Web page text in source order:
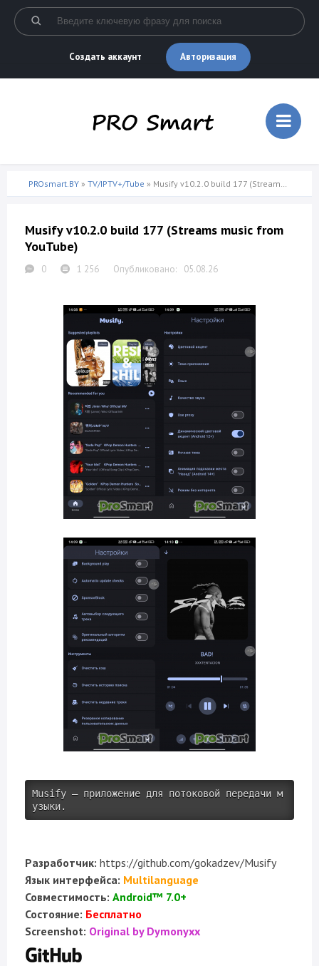
Создать аккаунт Авторизация
PROsmart.BY » TV/IPTV+/Tube » Musify v10.2.0 build 177 (Streams music from YouTube)
Musify v10.2.0 build 177 (Streams music from
YouTube)
05.08.26
0 1 256
Musify — приложение для потоковой передачи м
узыки.
Разработчик: https://github.com/gokadzev/Musify
Язык интерфейса: Multilanguage
Совместимость: Android™ 7.0+
Состояние: Бесплатно
Screenshot: Original by Dymonyxx